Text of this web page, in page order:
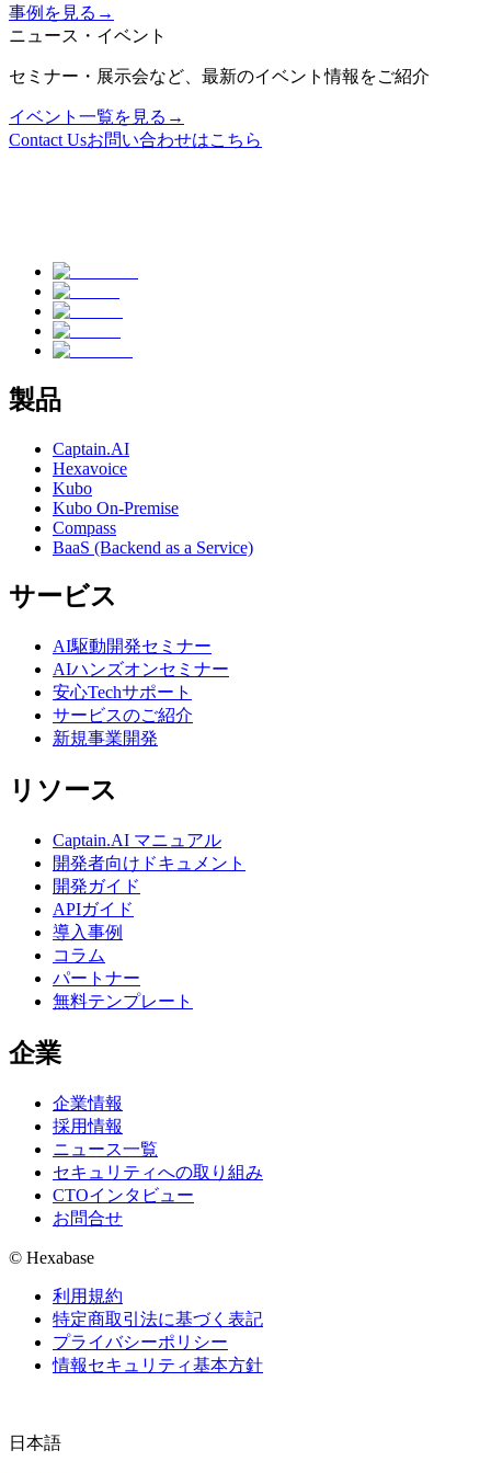
事例を見る →
ニュース・イベント
セミナー・展示会など、最新のイベント情報をご紹介
イベント一覧を見る →
Contact Usお問い合わせはこちら
製品
Captain.AI
Hexavoice
Kubo
Kubo On-Premise
Compass
BaaS (Backend as a Service)
サービス
AI駆動開発セミナー
AIハンズオンセミナー
安心Techサポート
サービスのご紹介
新規事業開発
リソース
Captain.AI マニュアル
開発者向けドキュメント
開発ガイド
APIガイド
導入事例
コラム
パートナー
無料テンプレート
企業
企業情報
採用情報
ニュース一覧
セキュリティへの取り組み
CTOインタビュー
お問合せ
© Hexabase
利用規約
特定商取引法に基づく表記
プライバシーポリシー
情報セキュリティ基本方針
日本語